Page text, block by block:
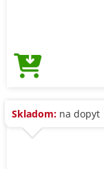
Skladom: na dopyt